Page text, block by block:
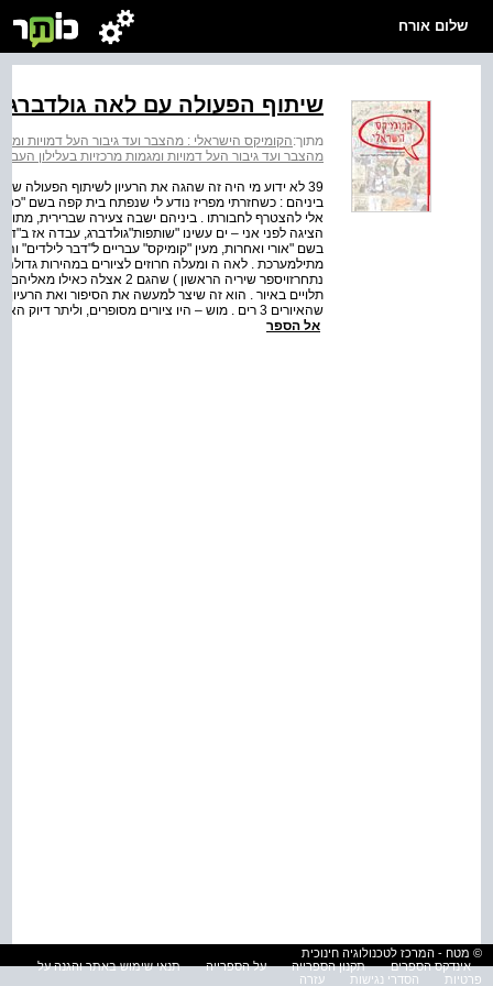
שלום אורח
שיתוף הפעולה עם לאה גולדברג
מתוך:הקומיקס הישראלי : מהצבר ועד גיבור העל דמויות ומגמות
מהצבר ועד גיבור העל דמויות ומגמות מרכזיות בעלילון העברי 1935-
ביניהם : כשחזרתי מפריז נודע לי שנפתח בית קפה בשם
אלי להצטרף לחבורתו . ביניהם ישבה צעירה שברירית,
הציגה לפני אני – ים עשינו "שותפות"גולדברג, עבדה אז
בשם "אורי ואחרות, מעין "קומיקס" עבריים ל"דבר לילדים"
מתילמערכת . לאה ה ומעלה חרוזים לציורים במהירות
נתחרזויספר שיריה הראשון )
תלויים באיור . הוא זה שיצר למעשה את הסיפור ואת
שהאיורים 3 רים . מוש – היו ציורים מסופרים,
אל הספר
© מטח - המרכז לטכנולוגיה חינוכית
אינדקס הספרים
תקנון הספרייה על הספרייה
תנאי שימוש באתר והגנה על
פרטיות
הסדרי נגישות עזרה